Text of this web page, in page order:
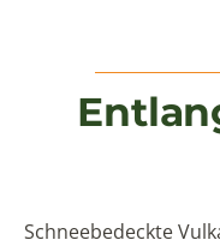
Schneebedeckte